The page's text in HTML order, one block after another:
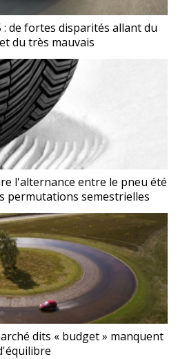
: de fortes disparités allant du
du très mauvais
l'alternance entre le pneu été
permutations semestrielles
dits « budget » manquent